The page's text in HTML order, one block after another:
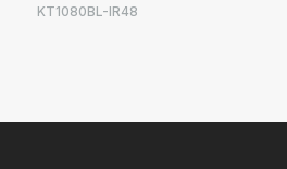
KT1080BL-IR48